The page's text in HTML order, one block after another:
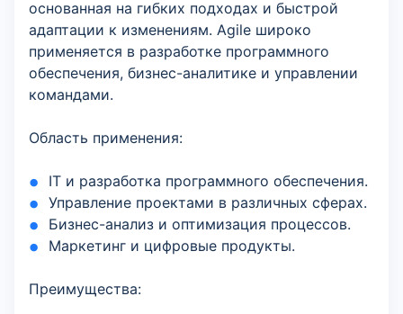
основанная на гибких подходах и быстрой
адаптации к изменениям. Agile широко
применяется в разработке программного
обеспечения, бизнес-аналитике и управлении
командами.
Область применения:
IT и разработка программного обеспечения.
Управление проектами в различных сферах.
Бизнес-анализ и оптимизация процессов.
Маркетинг и цифровые продукты.
Преимущества: